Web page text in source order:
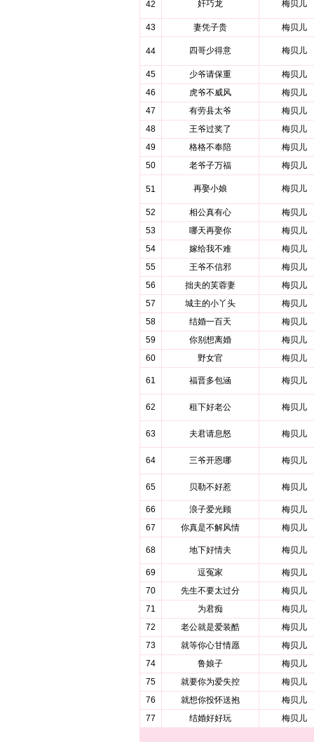
42 奸巧龙 梅贝儿
43 妻凭子贵 梅贝儿
44 四哥少得意 梅贝儿
45 少爷请保重
梅贝儿
46
虎爷不威风
梅贝儿
47
有劳县太爷
梅贝儿
48
王爷过奖了
梅贝儿
49
格格不奉陪
梅贝儿
50
老爷子万福 梅贝儿
51 再娶小娘 梅贝儿
52 相公真有心
梅贝儿
53
哪天再娶你
梅贝儿
54
嫁给我不难
梅贝儿
55
王爷不信邪
梅贝儿
56
拙夫的芙蓉妻
梅贝儿
57
城主的小丫头
梅贝儿
58
结婚一百天
梅贝儿
59
你别想离婚
梅贝儿
60
野女官 梅贝儿
61 福晋多包涵 梅贝儿
62 租下好老公 梅贝儿
63 夫君请息怒 梅贝儿
64 三爷开恩哪 梅贝儿
65 贝勒不好惹 梅贝儿
66 浪子爱光顾
梅贝儿
67
你真是不解风情 梅贝儿
68 地下好情夫 梅贝儿
69 逗冤家
梅贝儿
70
先生不要太过分
梅贝儿
71
为君痴
梅贝儿
72
老公就是爱装酷
梅贝儿
73
就等你心甘情愿
梅贝儿
74
鲁娘子
梅贝儿
75
就要你为爱失控
梅贝儿
76
就想你投怀送抱
梅贝儿
77
结婚好好玩 梅贝儿